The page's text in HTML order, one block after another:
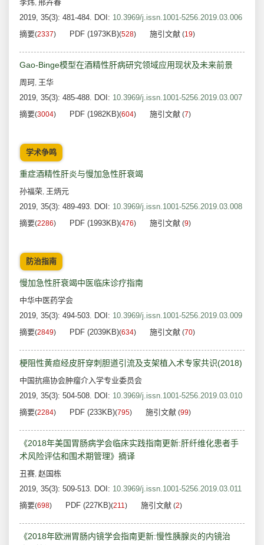
李炜, 邢卉春
2019, 35(3): 481-484. DOI: 10.3969/j.issn.1001-5256.2019.03.006
摘要(2337) PDF (1973KB)(528) 施引文献 (19)
Gao-Binge模型在酒精性肝病研究领域应用现状及未来前景
周珂, 王华
2019, 35(3): 485-488. DOI: 10.3969/j.issn.1001-5256.2019.03.007
摘要(3004) PDF (1982KB)(604) 施引文献 (7)
学术争鸣
重症酒精性肝炎与慢加急性肝衰竭
孙福荣, 王炳元
2019, 35(3): 489-493. DOI: 10.3969/j.issn.1001-5256.2019.03.008
摘要(2286) PDF (1993KB)(476) 施引文献 (9)
防治指南
慢加急性肝衰竭中医临床诊疗指南
中华中医药学会
2019, 35(3): 494-503. DOI: 10.3969/j.issn.1001-5256.2019.03.009
摘要(2849) PDF (2039KB)(634) 施引文献 (70)
梗阻性黄疸经皮肝穿刺胆道引流及支架植入术专家共识(2018)
中国抗癌协会肿瘤介入学专业委员会
2019, 35(3): 504-508. DOI: 10.3969/j.issn.1001-5256.2019.03.010
摘要(2284) PDF (233KB)(795) 施引文献 (99)
《2018年美国胃肠病学会临床实践指南更新:肝纤维化患者手
术风险评估和围术期管理》摘译
丑赛, 赵国栋
2019, 35(3): 509-513. DOI: 10.3969/j.issn.1001-5256.2019.03.011
摘要(698) PDF (227KB)(211) 施引文献 (2)
《2018年欧洲胃肠内镜学会指南更新:慢性胰腺炎的内镜治